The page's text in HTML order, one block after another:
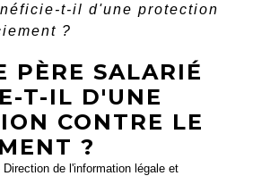
t-il d'une protection
?
PÈRE SALARIÉ
T-IL D'UNE
CONTRE LE
?
de l'information légale et